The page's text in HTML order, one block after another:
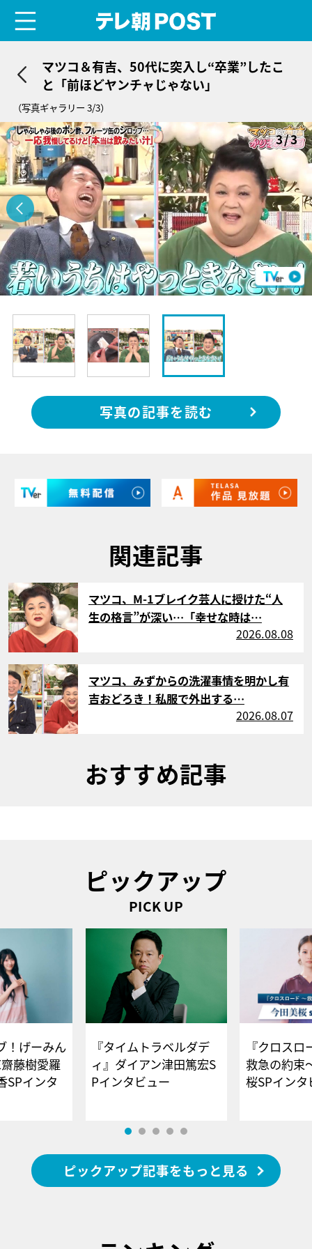
マツコ＆有吉、50代に突入し“卒業”したこ
と「前ほどヤンチャじゃない」
（写真ギャラリー 3/3）
3/3
写真の記事を読む
関連記事
サムネイル
マツコ、M-1ブレイク芸人に授けた“人
生の格言”が深い…「幸せな時は…
2026.08.08
サムネイル
マツコ、みずからの洗濯事情を明かし有
吉おどろき！私服で外出する…
2026.08.07
おすすめ記事
ピックアップ
PICK UP
！げーみん
藤樹愛羅
SPインタ
『タイムトラベルダデ
ィ』ダイアン津田篤宏S
Pインタビュー
『クロス
救急の約束
桜SPイ
ピックアップ記事をもっと見る